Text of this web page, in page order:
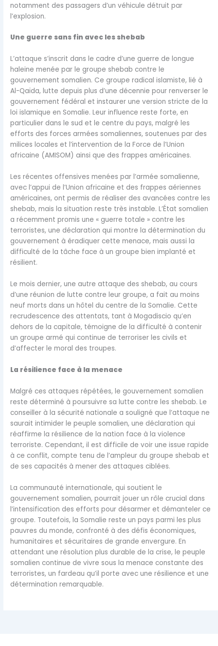
notamment des passagers d’un véhicule détruit par
l’explosion.
Une guerre sans fin avec les shebab
L’attaque s’inscrit dans le cadre d’une guerre de longue
haleine menée par le groupe shebab contre le
gouvernement somalien. Ce groupe radical islamiste, lié à
Al-Qaïda, lutte depuis plus d’une décennie pour renverser le
gouvernement fédéral et instaurer une version stricte de la
loi islamique en Somalie. Leur influence reste forte, en
particulier dans le sud et le centre du pays, malgré les
efforts des forces armées somaliennes, soutenues par des
milices locales et l’intervention de la Force de l’Union
africaine (AMISOM) ainsi que des frappes américaines.
Les récentes offensives menées par l’armée somalienne,
avec l’appui de l’Union africaine et des frappes aériennes
américaines, ont permis de réaliser des avancées contre les
shebab, mais la situation reste très instable. L’État somalien
a récemment promis une « guerre totale » contre les
terroristes, une déclaration qui montre la détermination du
gouvernement à éradiquer cette menace, mais aussi la
difficulté de la tâche face à un groupe bien implanté et
résilient.
Le mois dernier, une autre attaque des shebab, au cours
d’une réunion de lutte contre leur groupe, a fait au moins
neuf morts dans un hôtel du centre de la Somalie. Cette
recrudescence des attentats, tant à Mogadiscio qu’en
dehors de la capitale, témoigne de la difficulté à contenir
un groupe armé qui continue de terroriser les civils et
d’affecter le moral des troupes.
La résilience face à la menace
Malgré ces attaques répétées, le gouvernement somalien
reste déterminé à poursuivre sa lutte contre les shebab. Le
conseiller à la sécurité nationale a souligné que l’attaque ne
saurait intimider le peuple somalien, une déclaration qui
réaffirme la résilience de la nation face à la violence
terroriste. Cependant, il est difficile de voir une issue rapide
à ce conflit, compte tenu de l’ampleur du groupe shebab et
de ses capacités à mener des attaques ciblées.
La communauté internationale, qui soutient le
gouvernement somalien, pourrait jouer un rôle crucial dans
l’intensification des efforts pour désarmer et démanteler ce
groupe. Toutefois, la Somalie reste un pays parmi les plus
pauvres du monde, confronté à des défis économiques,
humanitaires et sécuritaires de grande envergure. En
attendant une résolution plus durable de la crise, le peuple
somalien continue de vivre sous la menace constante des
terroristes, un fardeau qu’il porte avec une résilience et une
détermination remarquable.